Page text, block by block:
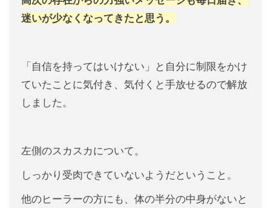
迷いが少なくなってきたと思う。
「自信を持ってはいけない」と自分に制限をかけ
ていたことに気付き、気付くと手放せるので解放
しました。
左側のスカスカについて。
しっかり受肉できていないようだということ。
他のヒーラーの方にも、体の半分の中身がないと